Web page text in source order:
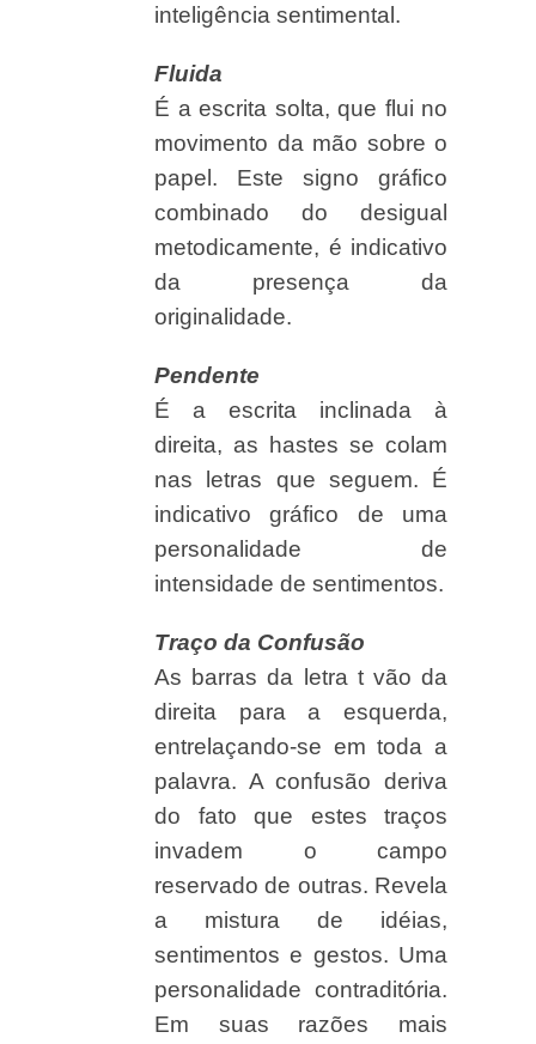
inteligência sentimental.
Fluida
É a escrita solta, que flui no
movimento da mão sobre o
papel. Este signo gráfico
combinado do desigual
metodicamente, é indicativo
da presença da
originalidade.
Pendente
É a escrita inclinada à
direita, as hastes se colam
nas letras que seguem. É
indicativo gráfico de uma
personalidade de
intensidade de sentimentos.
Traço da Confusão
As barras da letra t vão da
direita para a esquerda,
entrelaçando-se em toda a
palavra. A confusão deriva
do fato que estes traços
invadem o campo
reservado de outras. Revela
a mistura de idéias,
sentimentos e gestos. Uma
personalidade contraditória.
Em suas razões mais